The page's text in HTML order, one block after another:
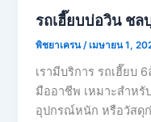
รถเฮี๊ยบบ่อวิน ช
พิชยาเครน/ เมษายน 1,
เรามีบริการ รถเฮี๊ยบ
มืออาชีพ เหมาะสำหรั
อุปกรณ์หนัก หรือวัสดุ